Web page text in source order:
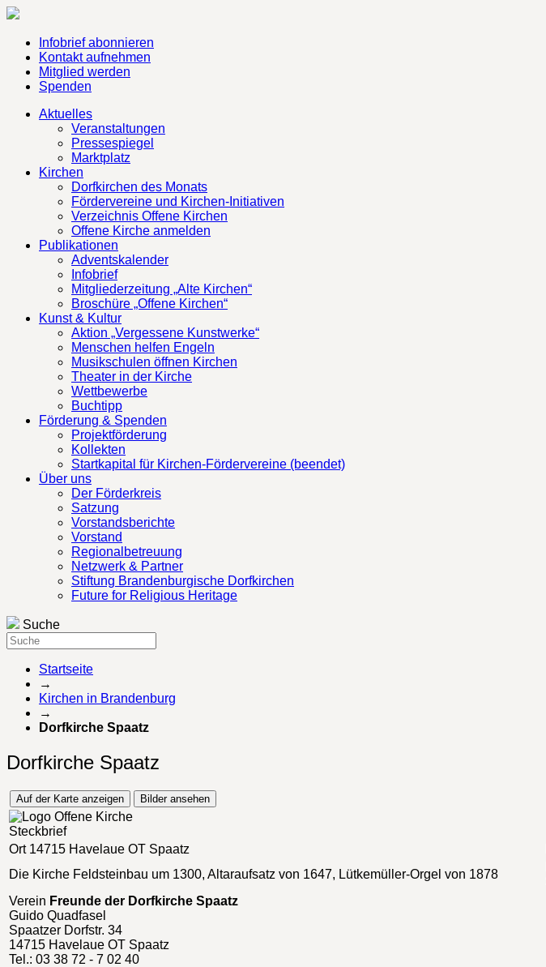
Infobrief abonnieren
Kontakt aufnehmen
Mitglied werden
Spenden
Aktuelles
Veranstaltungen
Pressespiegel
Marktplatz
Kirchen
Dorfkirchen des Monats
Fördervereine und Kirchen-Initiativen
Verzeichnis Offene Kirchen
Offene Kirche anmelden
Publikationen
Adventskalender
Infobrief
Mitgliederzeitung „Alte Kirchen“
Broschüre „Offene Kirchen“
Kunst & Kultur
Aktion „Vergessene Kunstwerke“
Menschen helfen Engeln
Musikschulen öffnen Kirchen
Theater in der Kirche
Wettbewerbe
Buchtipp
Förderung & Spenden
Projektförderung
Kollekten
Startkapital für Kirchen-Fördervereine (beendet)
Über uns
Der Förderkreis
Satzung
Vorstandsberichte
Vorstand
Regionalbetreuung
Netzwerk & Partner
Stiftung Brandenburgische Dorfkirchen
Future for Religious Heritage
Suche
Startseite
→
Kirchen in Brandenburg
→
Dorfkirche Spaatz
Dorfkirche Spaatz
Auf der Karte anzeigen Bilder ansehen
Steckbrief
Ort14715 Havelaue OT Spaatz
Die Kirche Feldsteinbau um 1300, Altaraufsatz von 1647, Lütkemüller-Orgel von 1878
Verein Freunde der Dorfkirche Spaatz
Guido Quadfasel
Spaatzer Dorfstr. 34
14715 Havelaue OT Spaatz
Tel.: 03 38 72 - 7 02 40